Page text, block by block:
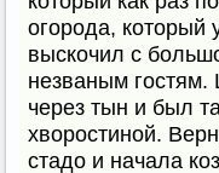
огорода, который
выскочил с
незваным гостям.
через тын и был
хворостиной.
стадо и начала